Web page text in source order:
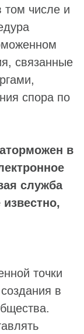
том числе и
связанные
спора по
в
служба
точки
в